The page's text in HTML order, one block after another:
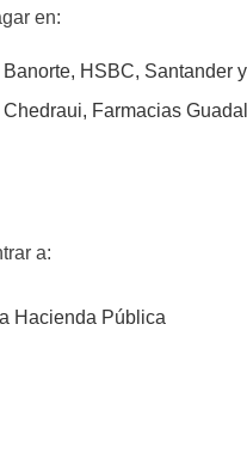
en:
HSBC, Santander
Farmacias
a:
Hacienda Pública